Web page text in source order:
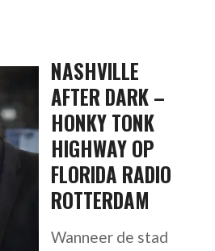
NASHVILLE
AFTER DARK –
HONKY TONK
HIGHWAY OP
FLORIDA RADIO
ROTTERDAM
Wanneer de stad